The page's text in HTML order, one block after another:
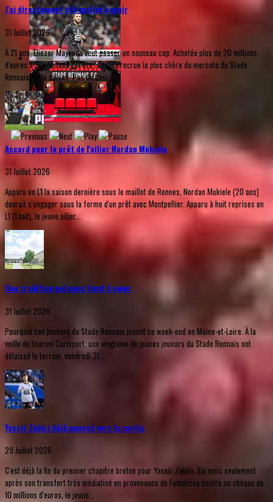
J'ai directement été motivé à venir
31 Juillet 2026
À 21 ans, Eliezer Mayenda veut passer un nouveau cap. Achetée plus de 20 millions
d'euros à Sunderland cet été, c'est la recrue la plus chère du mercato du Stade
Rennais cette saison. Pas de quoi...
Accord pour le prêt de l'ailier Nordan Mukiele
31 Juillet 2026
Apparu en L1 la saison dernière sous le maillot de Rennes, Nordan Mukiele (20 ans)
devrait s'engager sous la forme d'un prêt avec Montpellier. Apparu à huit reprises en
L1 (1 but), le jeune ailier...
Une tradition qui nous tient à cœur
31 Juillet 2026
Pourquoi ces joueurs du Stade Rennais jouent ce week-end en Maine-et-Loire. À la
veille du tournoi Carisport, une vingtaine de jeunes joueurs du Stade Rennais ont
délaissé le terrain, vendredi 31...
Yassir Zabiri déjà poussé vers la sortie
29 Juillet 2026
C'est déjà la fin du premier chapitre breton pour Yassir Zabiri. Six mois seulement
après son transfert très médiatisé en provenance de Famalicão contre un chèque de
10 millions d'euros, le jeune...